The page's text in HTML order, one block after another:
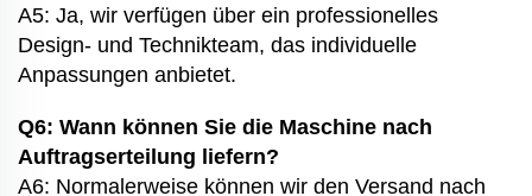
A5: Ja, wir verfügen über ein professionelles
Design- und Technikteam, das individuelle
Anpassungen anbietet.
Q6: Wann können Sie die Maschine nach
Auftragserteilung liefern?
A6: Normalerweise können wir den Versand nach